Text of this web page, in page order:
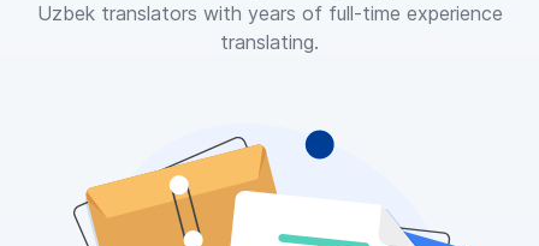
Uzbek translators with years of full-time experience
translating.